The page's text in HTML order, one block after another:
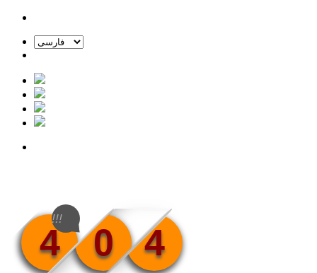
4 0 4
!!!